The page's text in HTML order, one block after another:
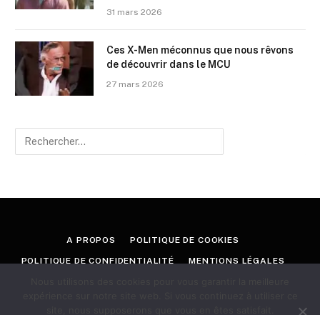
31 mars 2026
Ces X-Men méconnus que nous rêvons
de découvrir dans le MCU
27 mars 2026
A PROPOS POLITIQUE DE COOKIES
POLITIQUE DE CONFIDENTIALITÉ MENTIONS LÉGALES